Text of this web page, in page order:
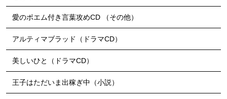
愛のポエム付き言葉攻めCD （その他）
アルティマブラッド（ドラマCD）
美しいひと（ドラマCD）
王子はただいま出稼ぎ中（小説）